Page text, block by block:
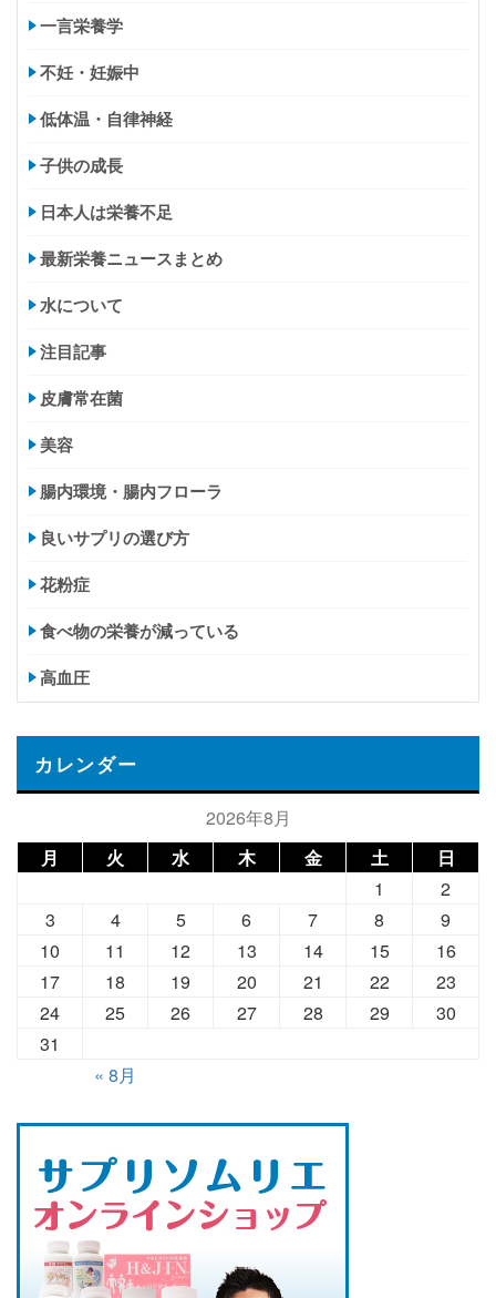
一言栄養学
不妊・妊娠中
低体温・自律神経
子供の成長
日本人は栄養不足
最新栄養ニュースまとめ
水について
注目記事
皮膚常在菌
美容
腸内環境・腸内フローラ
良いサプリの選び方
花粉症
食べ物の栄養が減っている
高血圧
カレンダー
2026年8月
月
火 水 木 金 土 日
« 8月
1
2
3
4 5 6 7 8
9
10
11 12 13 14 15
16
17
18 19 20 21 22
23
24
25 26 27 28 29
30
31